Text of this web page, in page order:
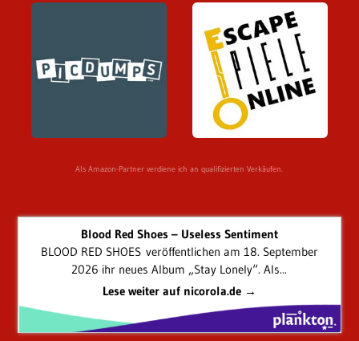
Als Amazon-Partner verdiene ich an qualifizierten Verkäufen.
Blood Red Shoes – Useless Sentiment
BLOOD RED SHOES veröffentlichen am 18. September
2026 ihr neues Album „Stay Lonely“. Als...
Lese weiter auf nicorola.de →